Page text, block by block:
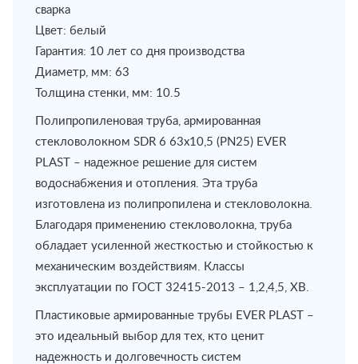
сварка
Цвет: белый
Гарантия: 10 лет со дня производства
Диаметр, мм: 63
Толщина стенки, мм: 10.5
Полипропиленовая труба, армированная
стекловолокном SDR 6 63х10,5 (PN25) EVER
PLAST – надежное решение для систем
водоснабжения и отопления. Эта труба
изготовлена из полипропилена и стекловолокна.
Благодаря применению стекловолокна, труба
обладает усиленной жесткостью и стойкостью к
механическим воздействиям. Классы
эксплуатации по ГОСТ 32415-2013 – 1,2,4,5, ХВ.
Пластиковые армированные трубы EVER PLAST –
это идеальный выбор для тех, кто ценит
надежность и долговечность систем